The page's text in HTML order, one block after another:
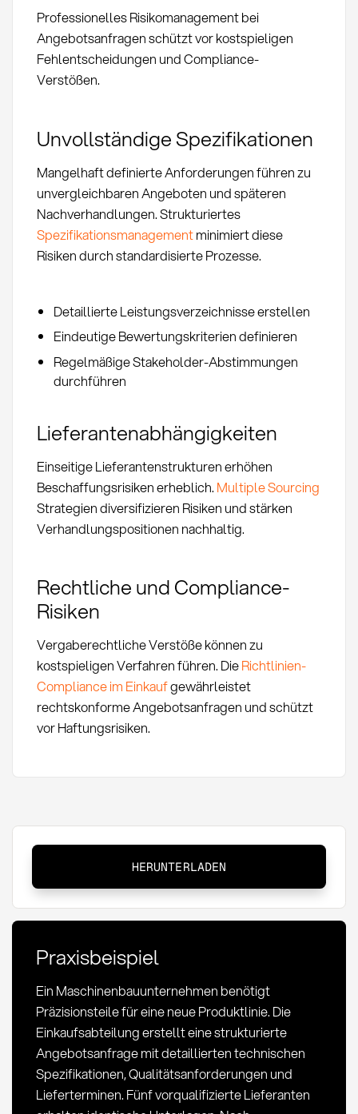
Professionelles Risikomanagement bei
Angebotsanfragen schützt vor kostspieligen
Fehlentscheidungen und Compliance-
Verstößen.
Unvollständige Spezifikationen
Mangelhaft definierte Anforderungen führen zu
unvergleichbaren Angeboten und späteren
Nachverhandlungen. Strukturiertes
Spezifikationsmanagementminimiert diese
Risiken durch standardisierte Prozesse.
Detaillierte Leistungsverzeichnisse erstellen
Eindeutige Bewertungskriterien definieren
Regelmäßige Stakeholder-Abstimmungen
durchführen
Lieferantenabhängigkeiten
Einseitige Lieferantenstrukturen erhöhen
Beschaffungsrisiken erheblich. Multiple Sourcing
Strategien diversifizieren Risiken und stärken
Verhandlungspositionen nachhaltig.
Rechtliche und Compliance-
Risiken
Vergaberechtliche Verstöße können zu
kostspieligen Verfahren führen. DieRichtlinien-
Compliance im Einkaufgewährleistet
rechtskonforme Angebotsanfragen und schützt
vor Haftungsrisiken.
Definition,
Methoden
und
Practices
im
Einkauf
HERUNTERLADEN
Praxisbeispiel
Ein Maschinenbauunternehmen benötigt
Präzisionsteile für eine neue Produktlinie. Die
Einkaufsabteilung erstellt eine strukturierte
Angebotsanfrage mit detaillierten technischen
Spezifikationen, Qualitätsanforderungen und
Lieferterminen. Fünf vorqualifizierte Lieferanten